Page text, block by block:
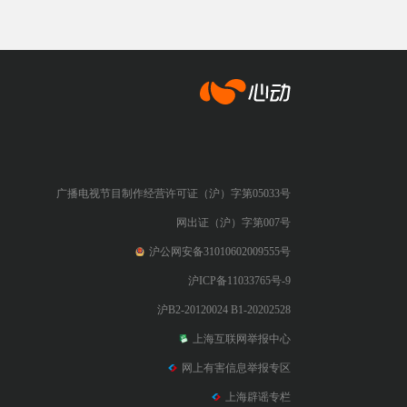
广播电视节目制作经营许可证（沪）字第05033号
网出证（沪）字第007号
沪公网安备31010602009555号
沪ICP备11033765号-9
沪B2-20120024 B1-20202528
上海互联网举报中心
网上有害信息举报专区
上海辟谣专栏
心动网络